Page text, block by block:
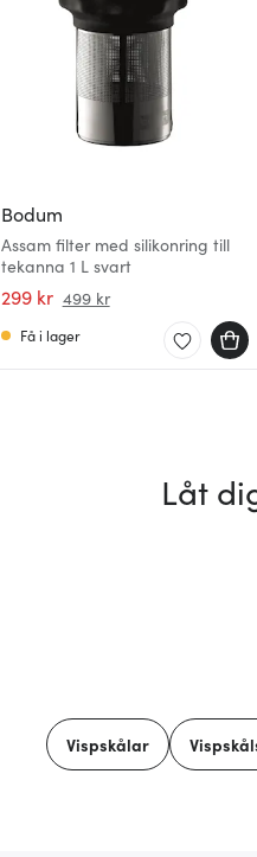
Bodum
Assam filter med silikonring till
tekanna 1 L svart
299 kr 499 kr
Få i lager
Låt
Vispskålar